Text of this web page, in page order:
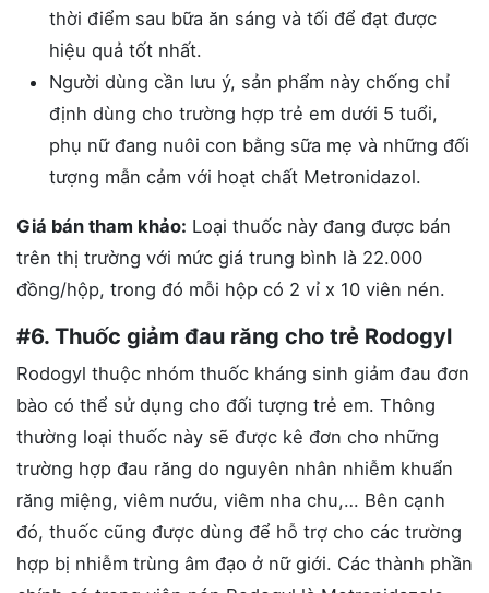
thời điểm sau bữa ăn sáng và tối để đạt được
hiệu quả tốt nhất.
Người dùng cần lưu ý, sản phẩm này chống chỉ
định dùng cho trường hợp trẻ em dưới 5 tuổi,
phụ nữ đang nuôi con bằng sữa mẹ và những đối
tượng mẫn cảm với hoạt chất Metronidazol.
Giá bán tham khảo: Loại thuốc này đang được bán
trên thị trường với mức giá trung bình là 22.000
đồng/hộp, trong đó mỗi hộp có 2 vỉ x 10 viên nén.
#6. Thuốc giảm đau răng cho trẻ Rodogyl
Rodogyl thuộc nhóm thuốc kháng sinh giảm đau đơn
bào có thể sử dụng cho đối tượng trẻ em. Thông
thường loại thuốc này sẽ được kê đơn cho những
trường hợp đau răng do nguyên nhân nhiễm khuẩn
răng miệng, viêm nướu, viêm nha chu,… Bên cạnh
đó, thuốc cũng được dùng để hỗ trợ cho các trường
hợp bị nhiễm trùng âm đạo ở nữ giới. Các thành phần